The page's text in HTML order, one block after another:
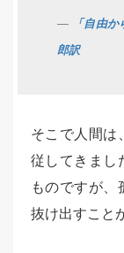
「自由
郎訳
そこで人間は
従してきまし
ものですが、
抜け出すこと